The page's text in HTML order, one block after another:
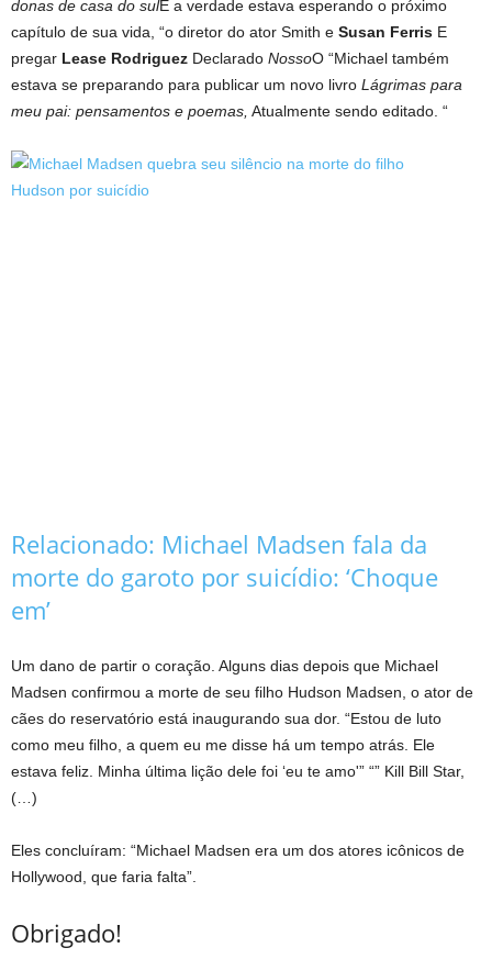
donas de casa do sulE a verdade estava esperando o próximo
capítulo de sua vida, “o diretor do ator Smith e Susan Ferris E
pregar Lease Rodriguez Declarado NossoO “Michael também
estava se preparando para publicar um novo livro Lágrimas para
meu pai: pensamentos e poemas, Atualmente sendo editado. “
Relacionado: Michael Madsen fala da
morte do garoto por suicídio: ‘Choque
em’
Um dano de partir o coração. Alguns dias depois que Michael
Madsen confirmou a morte de seu filho Hudson Madsen, o ator de
cães do reservatório está inaugurando sua dor. “Estou de luto
como meu filho, a quem eu me disse há um tempo atrás. Ele
estava feliz. Minha última lição dele foi ‘eu te amo'” “” Kill Bill Star,
(…)
Eles concluíram: “Michael Madsen era um dos atores icônicos de
Hollywood, que faria falta”.
Obrigado!